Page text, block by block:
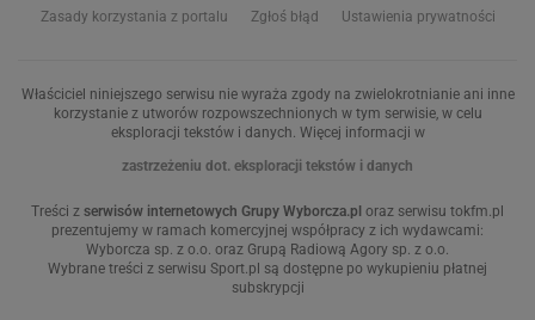
Zasady korzystania z portalu Zgłoś błąd Ustawienia prywatności
Właściciel niniejszego serwisu nie wyraża zgody na zwielokrotnianie ani inne
korzystanie z utworów rozpowszechnionych w tym serwisie, w celu
eksploracji tekstów i danych. Więcej informacji w
zastrzeżeniu dot. eksploracji tekstów i danych
Treści z serwisów internetowych Grupy Wyborcza.pl oraz serwisu tokfm.pl
prezentujemy w ramach komercyjnej współpracy z ich wydawcami:
Wyborcza sp. z o.o. oraz Grupą Radiową Agory sp. z o.o.
Wybrane treści z serwisu Sport.pl są dostępne po wykupieniu płatnej
subskrypcji